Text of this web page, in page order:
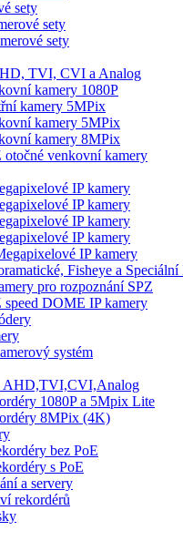
sety
sety
sety
TVI, CVI a Analog
kamery 1080P
kamery 5MPix
kamery 5MPix
kamery 8MPix
otočné venkovní kamery
IP kamery
IP kamery
IP kamery
IP kamery
IP kamery
Fisheye a Speciální
pro rozpoznání SPZ
speed DOME IP kamery
systém
AHD,TVI,CVI,Analog
1080P a 5Mpix Lite
8MPix (4K)
bez PoE
s PoE
a servery
rekordérů